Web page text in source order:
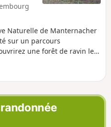
Naturelle de Manternacher
sur un parcours
une forêt de ravin le
romantique traversée
devenir torrent suivant son
des vergers ainsi que des
de panneaux
le parcours.